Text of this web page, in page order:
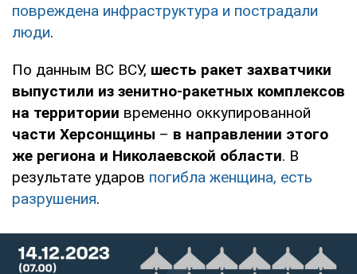
повреждена инфраструктура и пострадали
люди.
По данным ВС ВСУ, шесть ракет захватчики
выпустили из зенитно-ракетных комплексов
на территории временно оккупированной
части Херсонщины – в направлении этого
же региона и Николаевской области. В
результате ударов погибла женщина, есть
разрушения.